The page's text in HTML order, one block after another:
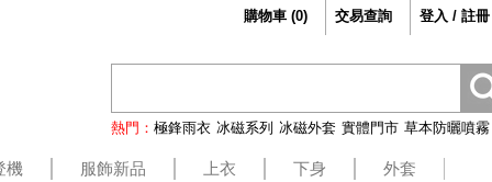
熱門： 極鋒雨衣 冰磁系列 冰磁外套 實體門市 草本防曬噴霧
機 服飾新品 上衣 下身
外套
購物車 (0) 交易查詢 登入 / 註冊